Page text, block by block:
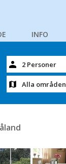
INFO
2 Personer
Alla områden